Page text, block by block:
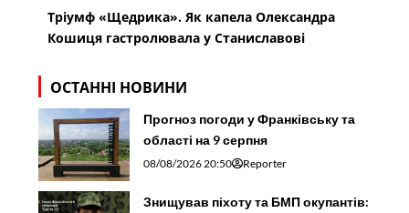
Тріумф «Щедрика». Як капела Олександра
Кошиця гастролювала у Станиславові
ОСТАННІ НОВИНИ
Прогноз погоди у Франківську та
області на 9 серпня
08/08/2026 20:50 Reporter
Знищував піхоту та БМП окупантів: